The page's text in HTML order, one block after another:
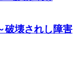
破壊されし障害